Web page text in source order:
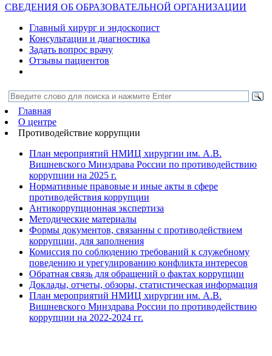
СВЕДЕНИЯ ОБ ОБРАЗОВАТЕЛЬНОЙ ОРГАНИЗАЦИИ
Главный хирург и эндоскопист
Консультации и диагностика
Задать вопрос врачу
Отзывы пациентов
Главная
О центре
Противодействие коррупции
План мероприятий НМИЦ хирургии им. А.В.
Вишневского Минздрава России по противодействию
коррупции на 2025 г.
Нормативные правовые и иные акты в сфере
противодействия коррупции
Антикоррупционная экспертиза
Методические материалы
Формы документов, связанны с противодействием
коррупции, для заполнения
Комиссия по соблюдению требований к служебному
поведению и урегулированию конфликта интересов
Обратная связь для обращений о фактах коррупции
Доклады, отчеты, обзоры, статистическая информация
План мероприятий НМИЦ хирургии им. А.В.
Вишневского Минздрава России по противодействию
коррупции на 2022-2024 гг.